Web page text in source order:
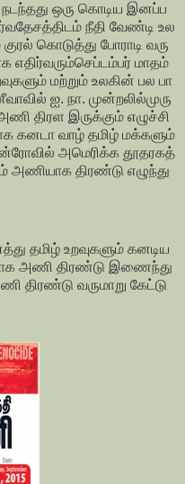
நடந்தது ஒரு கொடிய இனப்ப
நீதி வேண்டி உல
குரல் கொடுத்து போராடி வரு
எதிர்வரும்செப்டம்பர் மாதம்
மற்றும் உலகின் பல பா
ஐ. நா. முன்றலில்முரு
திரள இருக்கும் எழுச்சி
கனடா வாழ் தமிழ் மக்களும்
அமெரிக்க தூதரகத்
அணியாக திரண்டு எழுந்து
தமிழ் உறவுகளும் கனடிய
அணி திரண்டு இணைந்து
திரண்டு வருமாறு கேட்டு